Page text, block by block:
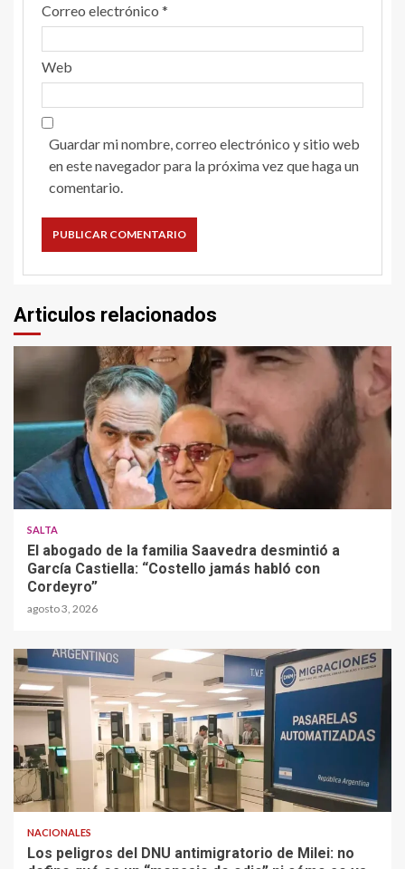
Correo electrónico *
Web
Guardar mi nombre, correo electrónico y sitio web
en este navegador para la próxima vez que haga un
comentario.
Articulos relacionados
SALTA
El abogado de la familia Saavedra desmintió a
García Castiella: “Costello jamás habló con
Cordeyro”
agosto 3, 2026
NACIONALES
Los peligros del DNU antimigratorio de Milei: no